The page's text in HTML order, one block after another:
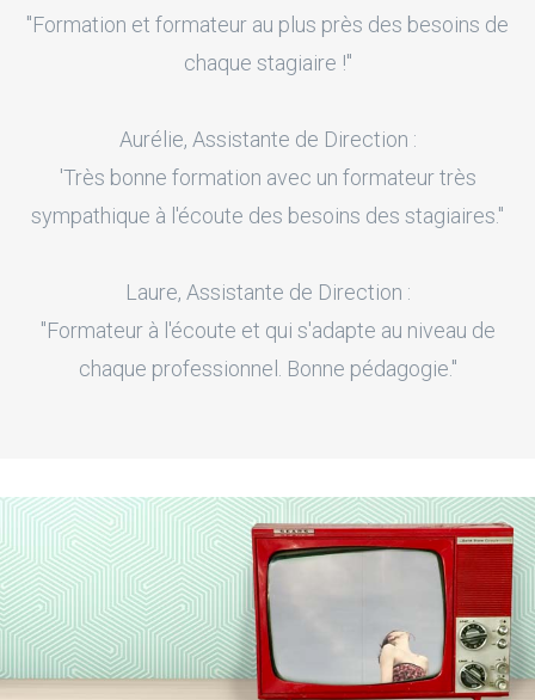
"Formation et formateur au plus près des besoins de
chaque stagiaire !"
Aurélie, Assistante de Direction :
'Très bonne formation avec un formateur très
sympathique à l'écoute des besoins des stagiaires."
Laure, Assistante de Direction :
"Formateur à l'écoute et qui s'adapte au niveau de
chaque professionnel. Bonne pédagogie."